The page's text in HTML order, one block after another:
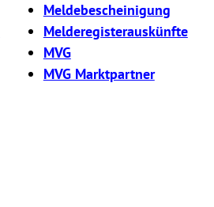
Meldebescheinigung
Melderegisterauskünfte
MVG
MVG Marktpartner